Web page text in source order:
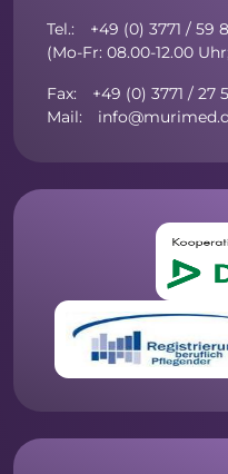
Tel.: +49 (0) 3771 / 59
(Mo-Fr: 08.00-12.00
Fax: +49 (0) 3771 / 27
Mail: